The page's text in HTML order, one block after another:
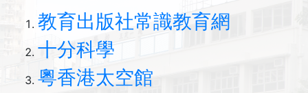
教育出版社常識教育網
十分科學
粵香港太空館